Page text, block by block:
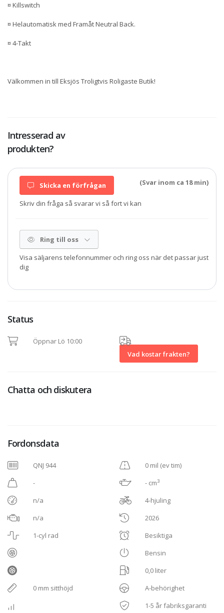
¤ Killswitch
¤ Helautomatisk med Framåt Neutral Back.
¤ 4-Takt
Välkommen in till Eksjös Troligtvis Roligaste Butik!
Intresserad av
produkten?
Skicka en förfrågan (Svar inom ca 18 min)
Skriv din fråga så svarar vi så fort vi kan
Ring till oss
Visa säljarens telefonnummer och ring oss när det passar just
dig
Status
Öppnar Lö 10:00
Vad kostar frakten?
Chatta och diskutera
Fordonsdata
QNJ 944
-
n/a
n/a
1-cyl rad
0 mm sitthöjd
0 mil (ev tim)
- cm3
4-hjuling
2026
Besiktiga
Bensin
0,0 liter
A-behörighet
1-5 år fabriksgaranti